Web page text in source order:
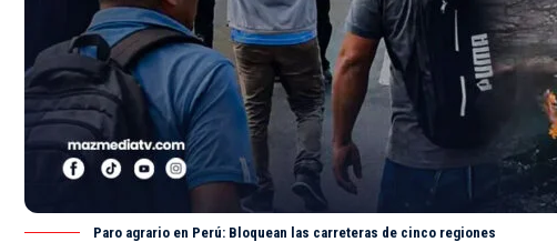
Paro agrario en Perú: Bloquean las carreteras de cinco regiones